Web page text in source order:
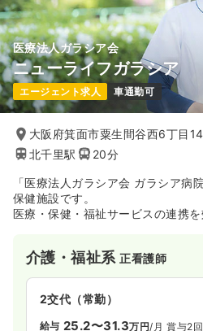
医療法人ガラシア会
ニューライフガラシア
エージェント求人 車通勤可
大阪府箕面市粟生間谷西6丁目
北千里駅
20分
「医療法人ガラシア会 ガラシア病
保健施設です。
医療・保健・福祉サービスの連携
格と意思・自主性を尊重し、明る
生活の自立支援に努めており、箕
の環境に位置しています。入所定
で、ショートステイや通所リハビ
も対応しています。
介護・福祉系正看護師
2交代（常勤）
給与 25.2〜31.3万円/月 賞与2回